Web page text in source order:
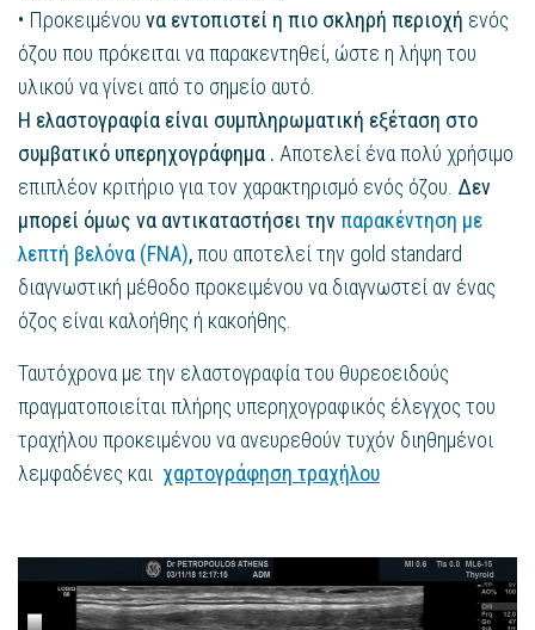
• Προκειμένου να εντοπιστεί η πιο σκληρή περιοχή ενός
όζου που πρόκειται να παρακεντηθεί, ώστε η λήψη του
υλικού να γίνει από το σημείο αυτό.
Η ελαστογραφία είναι συμπληρωματική εξέταση στο
συμβατικό υπερηχογράφημα . Αποτελεί ένα πολύ χρήσιμο
επιπλέον κριτήριο για τον χαρακτηρισμό ενός όζου. Δεν
μπορεί όμως να αντικαταστήσει τηνπαρακέντηση με
λεπτή βελόνα (FNA),που αποτελεί την gold standard
διαγνωστική μέθοδο προκειμένου να διαγνωστεί αν ένας
όζος είναι καλοήθης ή κακοήθης.
Ταυτόχρονα με την ελαστογραφία του θυρεοειδούς
πραγματοποιείται πλήρης υπερηχογραφικός έλεγχος του
τραχήλου προκειμένου να ανευρεθούν τυχόν διηθημένοι
λεμφαδένες και χαρτογράφηση τραχήλου